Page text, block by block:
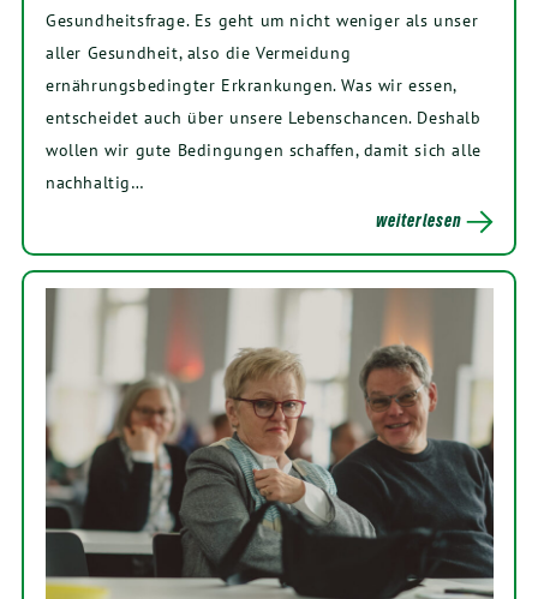
Gesundheitsfrage. Es geht um nicht weniger als unser
aller Gesundheit, also die Vermeidung
ernährungsbedingter Erkrankungen. Was wir essen,
entscheidet auch über unsere Lebenschancen. Deshalb
wollen wir gute Bedingungen schaffen, damit sich alle
nachhaltig…
weiterlesen